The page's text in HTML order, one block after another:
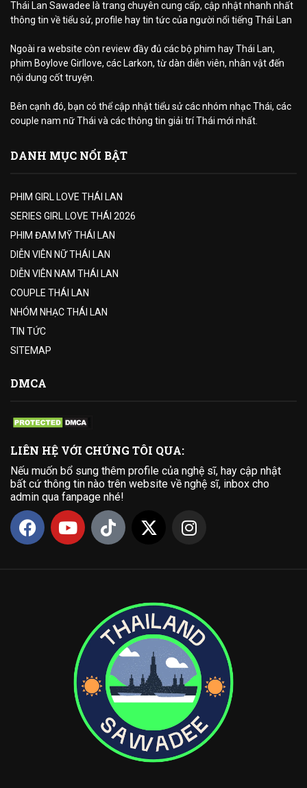
Thái Lan Sawadee là trang chuyên cung cấp, cập nhật nhanh nhất
thông tin về tiểu sử, profile hay tin tức của người nổi tiếng Thái Lan
Ngoài ra website còn review đầy đủ các bộ phim hay Thái Lan,
phim Boylove Girllove, các Larkon, từ dàn diễn viên, nhân vật đến
nội dung cốt truyện.
Bên cạnh đó, bạn có thể cập nhật tiểu sử các nhóm nhạc Thái, các
couple nam nữ Thái và các thông tin giải trí Thái mới nhất.
DANH MỤC NỔI BẬT
PHIM GIRL LOVE THÁI LAN
SERIES GIRL LOVE THÁI 2026
PHIM ĐAM MỸ THÁI LAN
DIỄN VIÊN NỮ THÁI LAN
DIỄN VIÊN NAM THÁI LAN
COUPLE THÁI LAN
NHÓM NHẠC THÁI LAN
TIN TỨC
SITEMAP
DMCA
LIÊN HỆ VỚI CHÚNG TÔI QUA:
Nếu muốn bổ sung thêm profile của nghệ sĩ, hay cập nhật
bất cứ thông tin nào trên website về nghệ sĩ, inbox cho
admin qua fanpage nhé!